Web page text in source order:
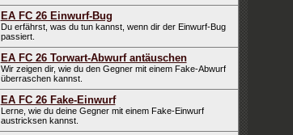
EA FC 26 Einwurf-Bug
Du erfährst, was du tun kannst, wenn dir der Einwurf-Bug
passiert.
EA FC 26 Torwart-Abwurf antäuschen
Wir zeigen dir, wie du den Gegner mit einem Fake-Abwurf
überraschen kannst.
EA FC 26 Fake-Einwurf
Lerne, wie du deine Gegner mit einem Fake-Einwurf
austricksen kannst.